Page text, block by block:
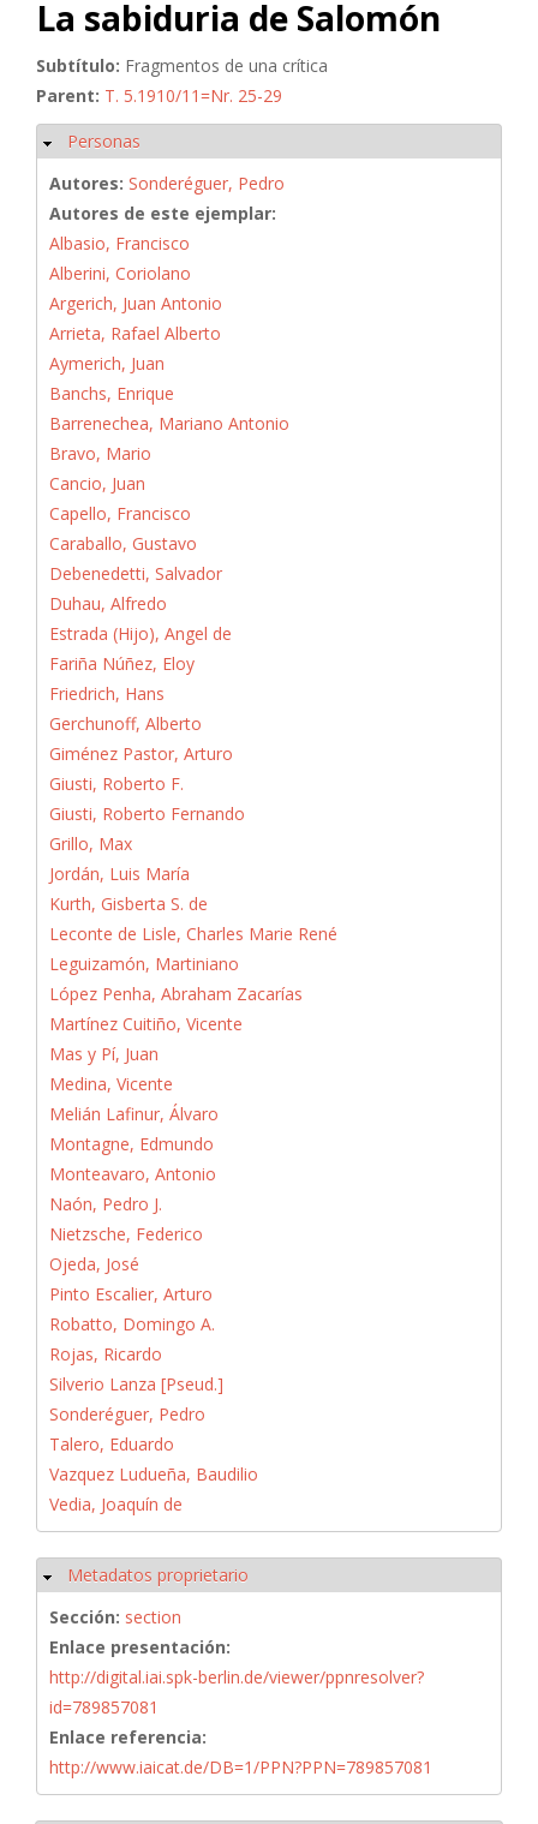
La sabiduria de Salomón
Subtítulo: Fragmentos de una crítica
Parent: T. 5.1910/11=Nr. 25-29
Ocultar
Personas
Autores: Sonderéguer, Pedro
Autores de este ejemplar:
Albasio, Francisco
Alberini, Coriolano
Argerich, Juan Antonio
Arrieta, Rafael Alberto
Aymerich, Juan
Banchs, Enrique
Barrenechea, Mariano Antonio
Bravo, Mario
Cancio, Juan
Capello, Francisco
Caraballo, Gustavo
Debenedetti, Salvador
Duhau, Alfredo
Estrada (Hijo), Angel de
Fariña Núñez, Eloy
Friedrich, Hans
Gerchunoff, Alberto
Giménez Pastor, Arturo
Giusti, Roberto F.
Giusti, Roberto Fernando
Grillo, Max
Jordán, Luis María
Kurth, Gisberta S. de
Leconte de Lisle, Charles Marie René
Leguizamón, Martiniano
López Penha, Abraham Zacarías
Martínez Cuitiño, Vicente
Mas y Pí, Juan
Medina, Vicente
Melián Lafinur, Álvaro
Montagne, Edmundo
Monteavaro, Antonio
Naón, Pedro J.
Nietzsche, Federico
Ojeda, José
Pinto Escalier, Arturo
Robatto, Domingo A.
Rojas, Ricardo
Silverio Lanza [Pseud.]
Sonderéguer, Pedro
Talero, Eduardo
Vazquez Ludueña, Baudilio
Vedia, Joaquín de
Ocultar
Metadatos proprietario
Sección: section
Enlace presentación:
http://digital.iai.spk-berlin.de/viewer/ppnresolver?
id=789857081
Enlace referencia:
http://www.iaicat.de/DB=1/PPN?PPN=789857081